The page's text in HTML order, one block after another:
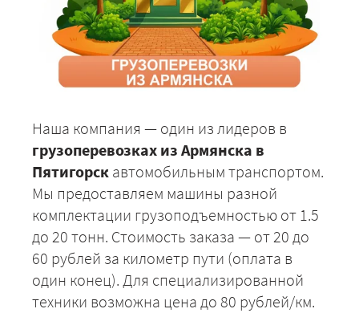
Наша компания — один из лидеров в
грузоперевозках из Армянска в
Пятигорск автомобильным транспортом.
Мы предоставляем машины разной
комплектации грузоподъемностью от 1.5
до 20 тонн. Стоимость заказа — от 20 до
60 рублей за километр пути (оплата в
один конец). Для специализированной
техники возможна цена до 80 рублей/км.